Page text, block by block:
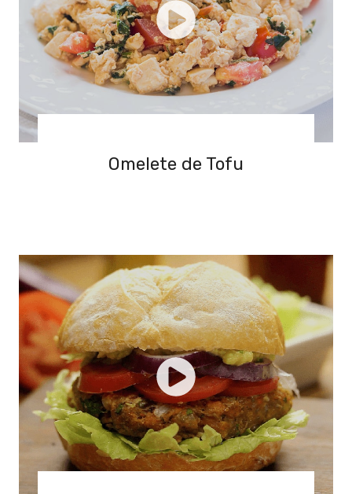
Omelete de Tofu